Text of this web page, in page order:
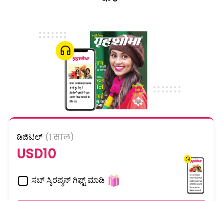
ಡಿಜಿಟಲ್ (1 साल)
USD10
ಸಬ್ ಸ್ಕಿರಪ್ಶನ್ ಗಿಫ್ಟ್ ಮಾಡಿ